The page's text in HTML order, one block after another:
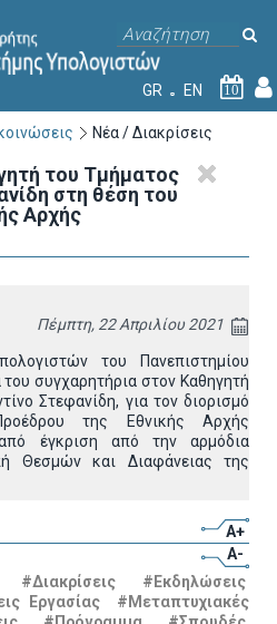
GR EN 10
Νέα / Διακρίσεις
του Τμήματος
στη θέση του
Αρχής
Πέμπτη, 22 Απριλίου 2021
του Πανεπιστημίου
συγχαρητήρια στον Καθηγητή
Στεφανίδη, για τον διορισμό
της Εθνικής Αρχής
έγκριση από την αρμόδια
Θεσμών και Διαφάνειας της
A+
A-
#Διακρίσεις
#Εκδηλώσεις
Εργασίας
#Μεταπτυχιακές